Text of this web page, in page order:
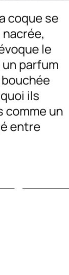
coque se
le
parfum
ils
un
entre